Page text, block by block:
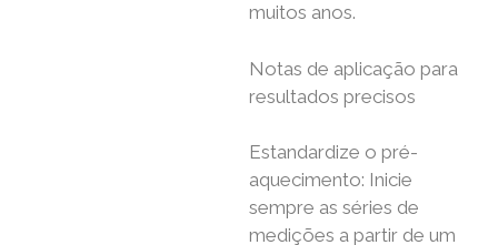
muitos anos.
Notas de aplicação para
resultados precisos
Estandardize o pré-
aquecimento: Inicie
sempre as séries de
medições a partir de um